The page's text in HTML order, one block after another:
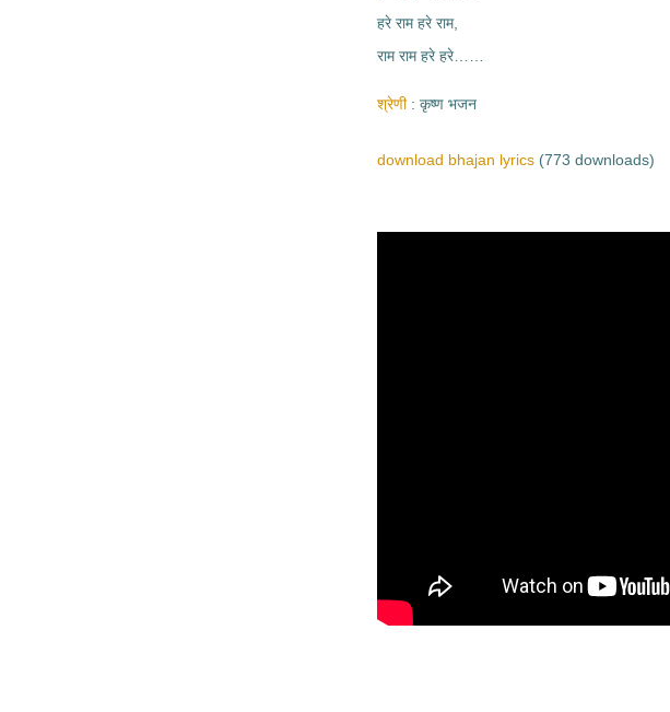
हरे राम हरे राम,
राम राम हरे हरे……
श्रेणी कृष्ण भजन
download bhajan lyrics (773 downloads)